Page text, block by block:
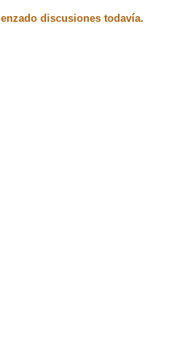
discusiones todavía.